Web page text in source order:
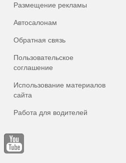
Размещение рекламы
Автосалонам
Обратная связь
Пользовательское
соглашение
Использование материалов
сайта
Работа для водителей